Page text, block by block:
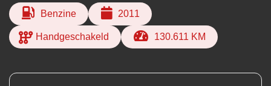
Benzine 2011
Handgeschakeld 130.611 KM